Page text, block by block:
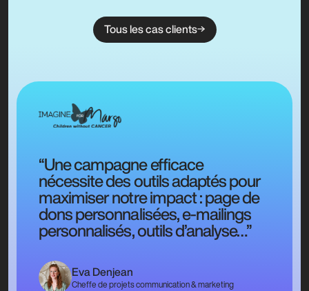
Tous les cas clients
“Une campagne efficace
nécessite des outils adaptés pour
maximiser notre impact : page de
dons personnalisées, e-mailings
personnalisés, outils d’analyse…”
Eva Denjean
Cheffe de projets communication & marketing